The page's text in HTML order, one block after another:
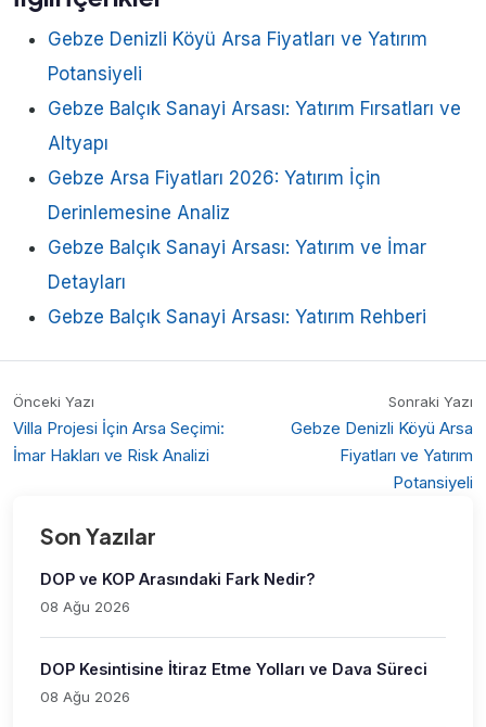
Gebze Denizli Köyü Arsa Fiyatları ve Yatırım
Potansiyeli
Gebze Balçık Sanayi Arsası: Yatırım Fırsatları ve
Altyapı
Gebze Arsa Fiyatları 2026: Yatırım İçin
Derinlemesine Analiz
Gebze Balçık Sanayi Arsası: Yatırım ve İmar
Detayları
Gebze Balçık Sanayi Arsası: Yatırım Rehberi
Önceki Yazı
Villa Projesi İçin Arsa Seçimi:
İmar Hakları ve Risk Analizi
Sonraki Yazı
Gebze Denizli Köyü Arsa
Fiyatları ve Yatırım
Potansiyeli
Son Yazılar
DOP ve KOP Arasındaki Fark Nedir?
08 Ağu 2026
DOP Kesintisine İtiraz Etme Yolları ve Dava Süreci
08 Ağu 2026